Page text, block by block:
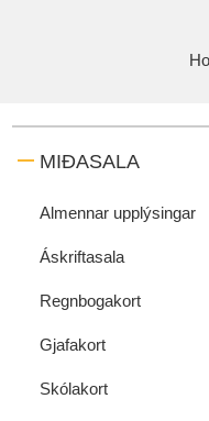
MIÐASALA
Almennar upplýsingar
Áskriftasala
Regnbogakort
Gjafakort
Skólakort